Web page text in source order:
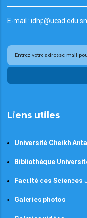
E-mail : idhp@ucad.edu.sn
Liens utiles
Université Cheikh
Bibliothèque
Faculté des
Galeries photos